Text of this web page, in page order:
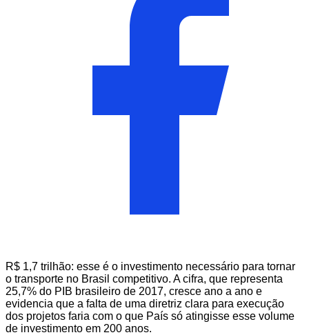
R$ 1,7 trilhão: esse é o investimento necessário para tornar
o transporte no Brasil competitivo. A cifra, que representa
25,7% do PIB brasileiro de 2017, cresce ano a ano e
evidencia que a falta de uma diretriz clara para execução
dos projetos faria com o que País só atingisse esse volume
de investimento em 200 anos.